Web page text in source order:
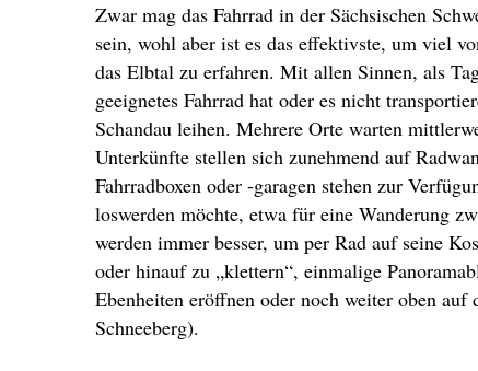
Zwar mag das Fahrrad in der Sächsischen
sein, wohl aber ist es das effektivste, um viel
das Elbtal zu erfahren. Mit allen Sinnen, als
geeignetes Fahrrad hat oder es nicht
Schandau leihen. Mehrere Orte warten
Unterkünfte stellen sich zunehmend auf
Fahrradboxen oder -garagen stehen zur
loswerden möchte, etwa für eine Wanderung
werden immer besser, um per Rad auf seine
oder hinauf zu „klettern“, einmalige
Ebenheiten eröffnen oder noch weiter oben
Schneeberg).